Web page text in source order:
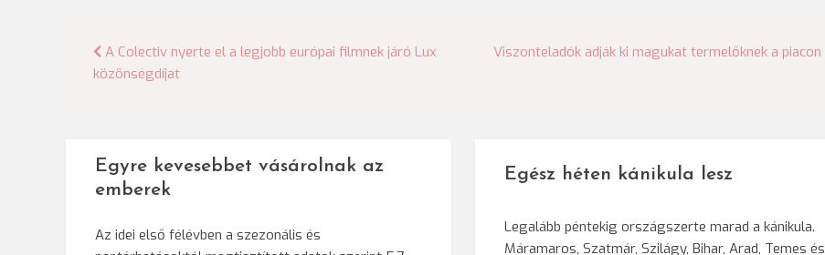
Bejegyzés
navigáció
A Colectiv nyerte el a legjobb európai filmnek járó Lux
közönségdíjat
Viszonteladók adják ki magukat termelőknek a piacon
Egyre kevesebbet vásárolnak az
emberek
Az idei első félévben a szezonális és
Egész héten kánikula lesz
Legalább péntekig országszerte marad a kánikula.
Máramaros, Szatmár, Szilágy, Bihar, Arad, Temes és